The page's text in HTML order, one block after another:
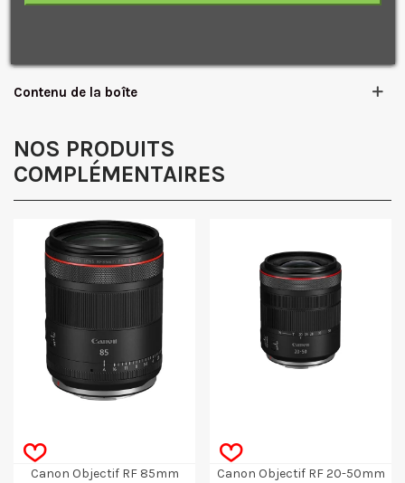
Contenu de la boîte
NOS PRODUITS
COMPLÉMENTAIRES
Canon Objectif RF 85mm
Canon Objectif RF 20-50mm
J'accepte de recevoir des SMS de la part de la marque.
Obtenir mon code promo.